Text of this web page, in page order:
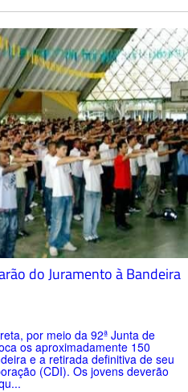
do Juramento à Bandeira
por meio da 92ª Junta de
os aproximadamente 150
e a retirada definitiva de seu
(CDI). Os jovens deverão